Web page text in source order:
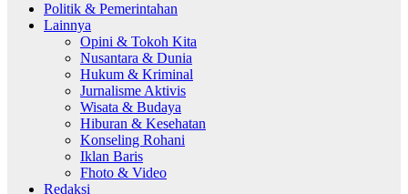
Politik & Pemerintahan
Lainnya
Opini & Tokoh Kita
Nusantara & Dunia
Hukum & Kriminal
Jurnalisme Aktivis
Wisata & Budaya
Hiburan & Kesehatan
Konseling Rohani
Iklan Baris
Fhoto & Video
Redaksi